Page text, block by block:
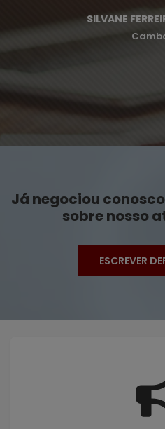
SILVANE
Já negociou
sobre nosso
ESCREVER